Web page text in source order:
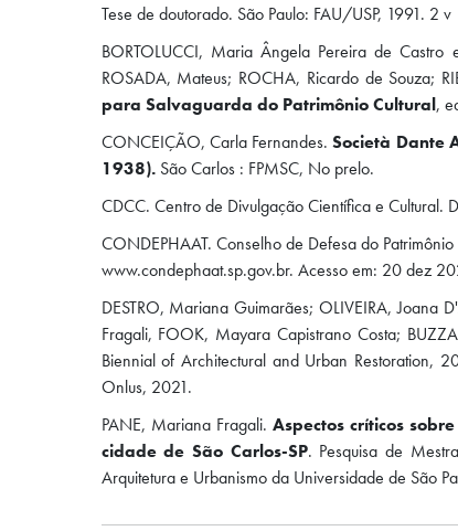
Tese de doutorado. São Paulo: FAU/USP, 1991. 2 v
BORTOLUCCI, Maria Ângela Pereira de Castro
ROSADA, Mateus; ROCHA, Ricardo de Souza;
para Salvaguarda do Patrimônio Cultural,
CONCEIÇÃO, Carla Fernandes.Società Dante
1938).São Carlos : FPMSC, No prelo.
CDCC. Centro de Divulgação Científica e Cultural.
CONDEPHAAT. Conselho de Defesa do
www.condephaat.sp.gov.br. Acesso em: 20 dez
DESTRO, Mariana Guimarães; OLIVEIRA,
Fragali, FOOK, Mayara Capistrano Costa;
Biennial of Architectural and Urban Restoration,
Onlus, 2021.
PANE, Mariana Fragali. Aspectos críticos
cidade de São Carlos-SP. Pesquisa de
Arquitetura e Urbanismo da Universidade de São